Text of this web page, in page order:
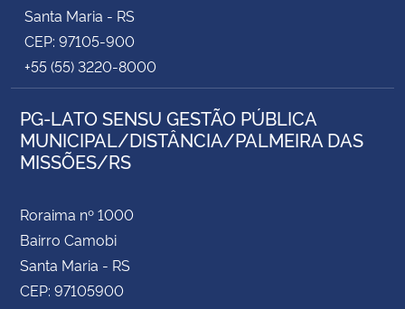
Gabinete de Segurança Institucional
Advocacia-Geral da União
Banco Central do Brasil
Santa Maria - RS
CEP: 97105-900
+55 (55) 3220-8000
PG-LATO SENSU GESTÃO PÚBLICA
MUNICIPAL/DISTÂNCIA/PALMEIRA DAS
MISSÕES/RS
Roraima nº 1000
Bairro Camobi
Santa Maria - RS
CEP: 97105900